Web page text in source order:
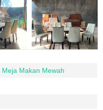
Meja Makan Mewah